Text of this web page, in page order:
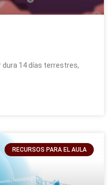
dura 14 días terrestres,
RECURSOS PARA EL AULA